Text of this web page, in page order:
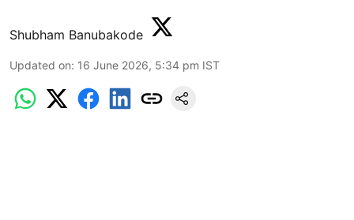
Shubham Banubakode
Updated on: 16 June 2026, 5:34 pm IST